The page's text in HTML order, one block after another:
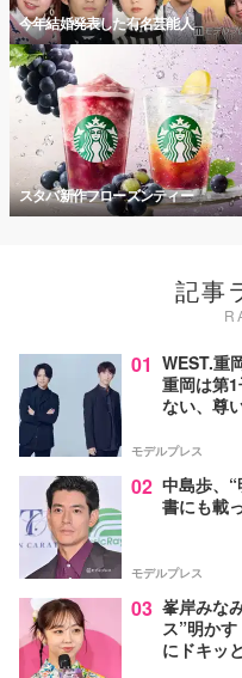
今年結婚発表した有名芸能人
スタバ新作フローズンティー
記事
01 WEST.重
重岡は第
ない、尊
モデルプレス
02 中島歩、
書にも載
モデルプレス
03 峯岸みな
ス”明か
にドキッ